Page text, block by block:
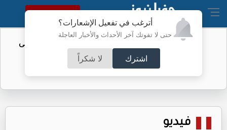
أترغب في تفعيل الإشعارات؟
حتى لا تفوتك آخر الأحداث والأخبار العاجلة
اشترك لا شكراً
النسخة الكاملة
تأجيل مؤتمر تقديم "الزاكي" مدربًا للنشامى
فيديو